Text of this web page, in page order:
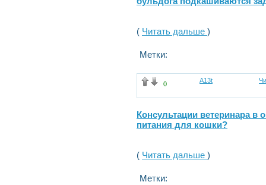
( Читать дальше )
Метки:
0 A13t
Консультации ветеринара
питания для кошки?
( Читать дальше )
Метки: